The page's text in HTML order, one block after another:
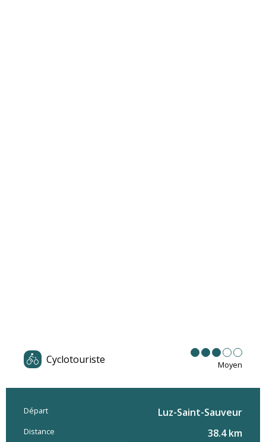
Cyclotouriste Moyen
Informations pratiques
Départ Luz-Saint-Sauveur
Distance 38.4 km